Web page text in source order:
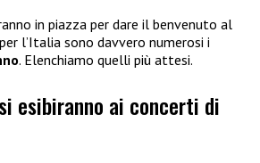
in piazza per dare il benvenuto al
l’Italia sono davvero numerosi i
. Elenchiamo quelli più attesi.
esibiranno ai concerti di